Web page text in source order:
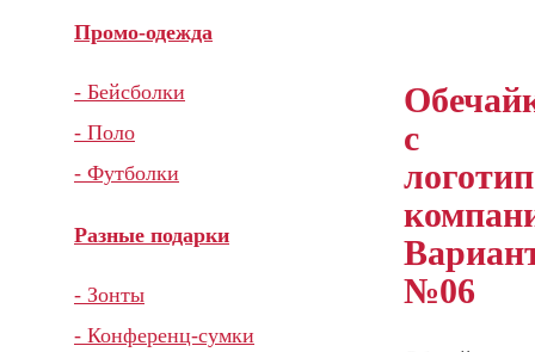
с
№06
Промо-одежда
- Бейсболки
- Поло
- Футболки
Разные подарки
- Зонты
- Конференц-сумки